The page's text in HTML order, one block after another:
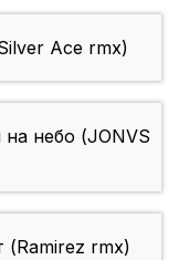
Ace rmx)
на небо (JONVS
(Ramirez rmx)